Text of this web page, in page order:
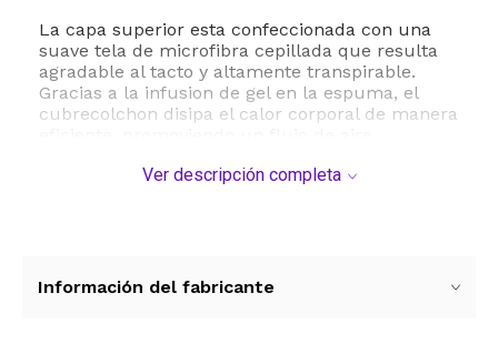
La capa superior esta confeccionada con una
suave tela de microfibra cepillada que resulta
agradable al tacto y altamente transpirable.
Gracias a la infusion de gel en la espuma, el
cubrecolchon disipa el calor corporal de manera
fresca durante toda la noche. Ademas, cuenta
Ver descripción completa
Información del fabricante